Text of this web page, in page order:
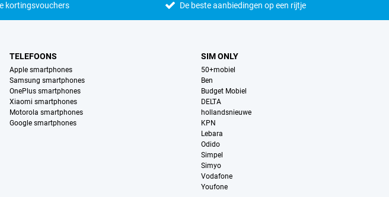
kortingsvouchers De beste aanbiedingen op een rijtje
TELEFOONS
Apple smartphones
Samsung smartphones
OnePlus smartphones
Xiaomi smartphones
Motorola smartphones
Google smartphones
SIM ONLY
50+mobiel
Ben
Budget Mobiel
DELTA
hollandsnieuwe
KPN
Lebara
Odido
Simpel
Simyo
Vodafone
Youfone